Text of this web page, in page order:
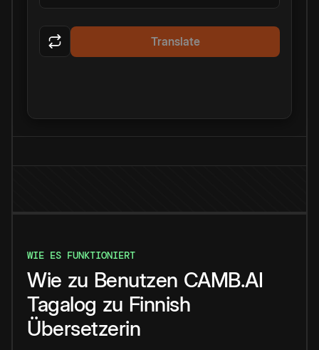
Translate
WIE ES FUNKTIONIERT
Wie zu Benutzen CAMB.AI
Tagalog zu Finnish
Übersetzerin